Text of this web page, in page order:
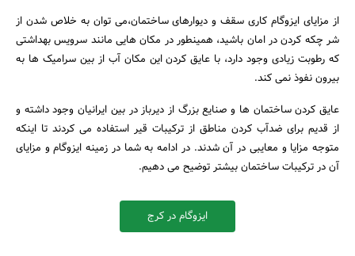
از مزایای ایزوگام کاری سقف و دیوارهای ساختمان،می توان به خلاص شدن از
شر چکه کردن در امان باشید، همینطور در مکان هایی مانند سرویس بهداشتی
که رطوبت زیادی وجود دارد، با عایق کردن این مکان آب از بین سرامیک ها به
بیرون نفوذ نمی کند.
عایق کردن ساختمان ها و صنایع بزرگ از دیرباز در بین ایرانیان وجود داشته و
از قدیم برای ضدآب کردن مناطق از ترکیبات قیر استفاده می کردند تا اینکه
متوجه مزایا و معایبی در آن شدند. در ادامه به شما در زمینه ایزوگام و مزایای
آن در ترکیبات ساختمان بیشتر توضیح می دهیم.
ایزوگام در کرج